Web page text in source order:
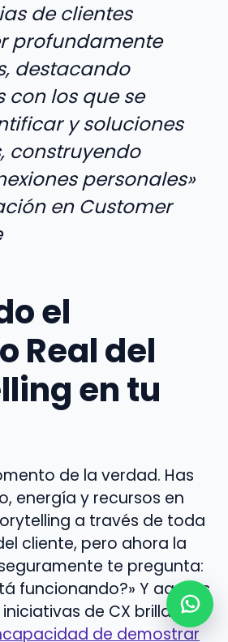
de clientes
profundamente
destacando
con los que se
y soluciones
construyendo
personales»
en Customer
el
Real del
en tu
de la verdad. Has
energía y recursos en
a través de toda
cliente, pero ahora la
te pregunta:
funcionando?» Y aquí es
de CX brillantes
de demostrar